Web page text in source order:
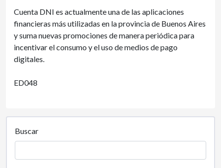
Cuenta DNI es actualmente una de las aplicaciones
financieras más utilizadas en la provincia de Buenos Aires
y suma nuevas promociones de manera periódica para
incentivar el consumo y el uso de medios de pago
digitales.
ED048
Buscar